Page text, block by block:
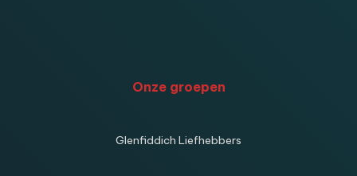
Onze groepen
Glenfiddich Liefhebbers